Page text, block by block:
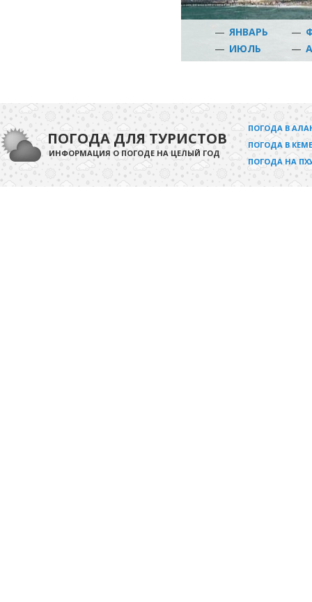
— ЯНВАРЬ —
— ИЮЛЬ —
ПОГОДА ДЛЯ ТУРИСТОВ
ИНФОРМАЦИЯ О ПОГОДЕ НА ЦЕЛЫЙ ГОД
ПОГОДА В
ПОГОДА В
ПОГОДА НА